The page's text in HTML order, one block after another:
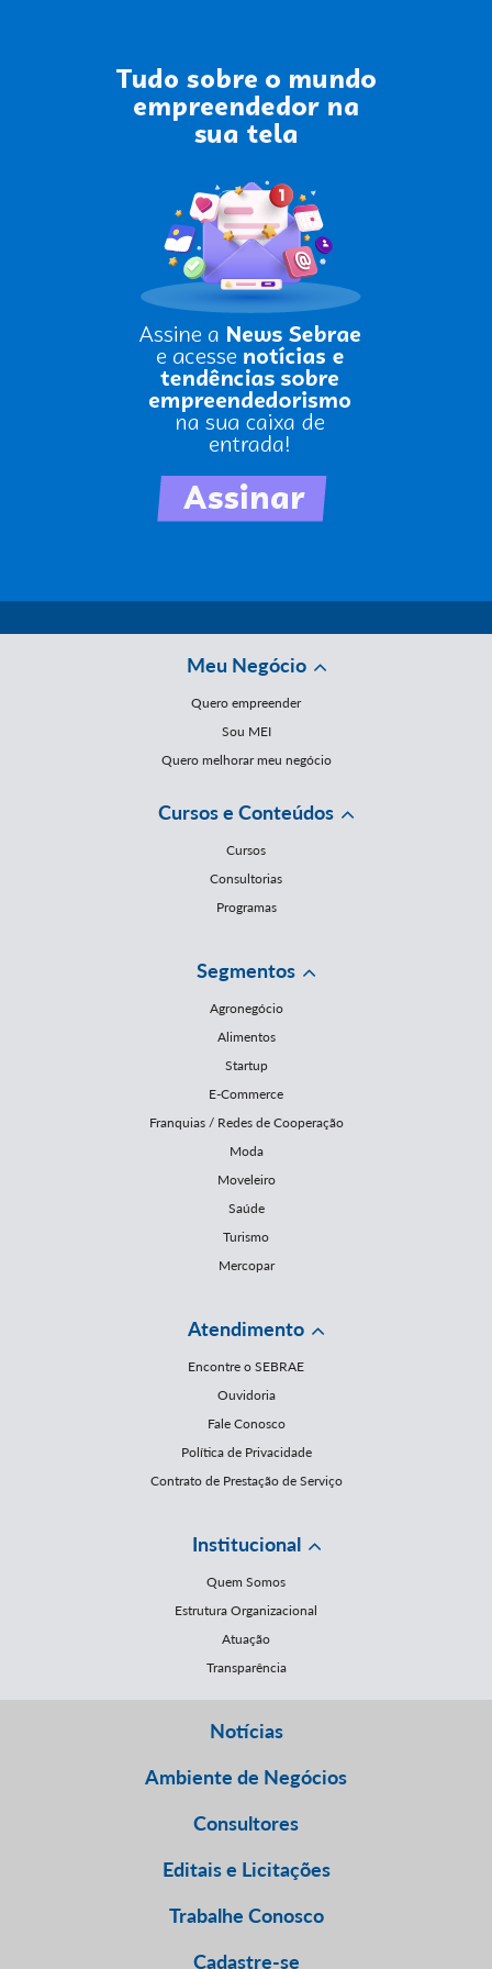
Meu Negócio
Quero empreender
Sou MEI
Quero melhorar meu negócio
Cursos e Conteúdos
Cursos
Consultorias
Programas
Segmentos
Agronegócio
Alimentos
Startup
E-Commerce
Franquias / Redes de Cooperação
Moda
Moveleiro
Saúde
Turismo
Mercopar
Atendimento
Encontre o SEBRAE
Ouvidoria
Fale Conosco
Política de Privacidade
Contrato de Prestação de Serviço
Institucional
Quem Somos
Estrutura Organizacional
Atuação
Transparência
Notícias
Ambiente de Negócios
Consultores
Editais e Licitações
Trabalhe Conosco
Cadastre-se